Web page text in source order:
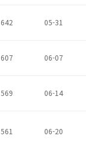
642 05-31
607 06-07
569 06-14
561 06-20